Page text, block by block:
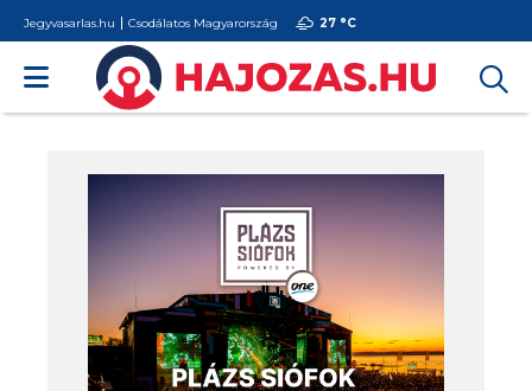
Jegyvasarlas.hu Csodálatos Magyarország 27 °C